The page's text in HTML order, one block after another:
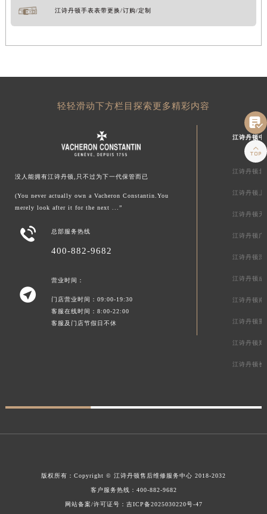
江诗丹顿手表表带更换/订购/定制
轻轻滑动下方栏目探索更多精彩内容
没人能拥有江诗丹顿,只不过为下一代保管而已
(You never actually own a Vacheron Constantin.You
merely look after it for the next ...”
 总部服务热线
400-882-9682

营业时间：
门店营业时间：09:00-19:30
客服在线时间：8:00-22:00
客服及门店节假日不休
江诗丹顿中
江诗丹顿北
江诗丹顿上
江诗丹顿天
江诗丹顿广
江诗丹顿深
江诗丹顿成
江诗丹顿南
江诗丹顿重
江诗丹顿郑
江诗丹顿长
版权所有： Copyright © 江诗丹顿售后维修服务中心 2018-2032
客户服务热线： 400-882-9682
网站备案/许可证号：吉ICP备2025030220号-47

